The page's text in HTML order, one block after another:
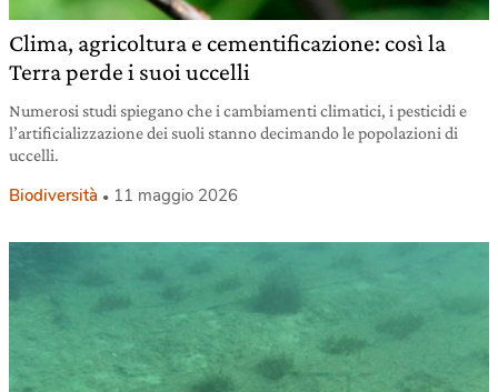
Clima, agricoltura e cementificazione: così la
Terra perde i suoi uccelli
Numerosi studi spiegano che i cambiamenti climatici, i pesticidi e
l’artificializzazione dei suoli stanno decimando le popolazioni di
uccelli.
Biodiversità 11 maggio 2026